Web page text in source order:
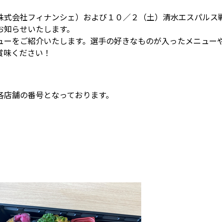
会社フィナンシェ）および１０／２（土）清水エスパル
らせいたします。
をご紹介いたします。選手の好きなものが入ったメニュ
ください！
舗の番号となっております。